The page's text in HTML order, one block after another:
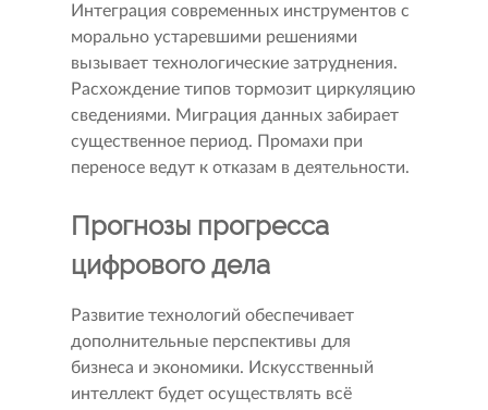
Интеграция современных инструментов с
морально устаревшими решениями
вызывает технологические затруднения.
Расхождение типов тормозит циркуляцию
сведениями. Миграция данных забирает
существенное период. Промахи при
переносе ведут к отказам в деятельности.
Прогнозы прогресса
цифрового дела
Развитие технологий обеспечивает
дополнительные перспективы для
бизнеса и экономики. Искусственный
интеллект будет осуществлять всё